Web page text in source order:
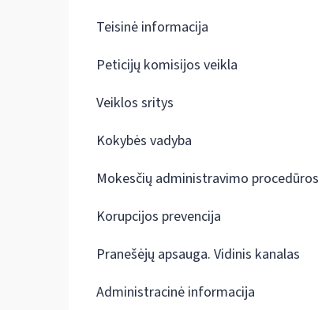
Teisinė informacija
Peticijų komisijos veikla
Veiklos sritys
Kokybės vadyba
Mokesčių administravimo procedūros
Korupcijos prevencija
Pranešėjų apsauga. Vidinis kanalas
Administracinė informacija